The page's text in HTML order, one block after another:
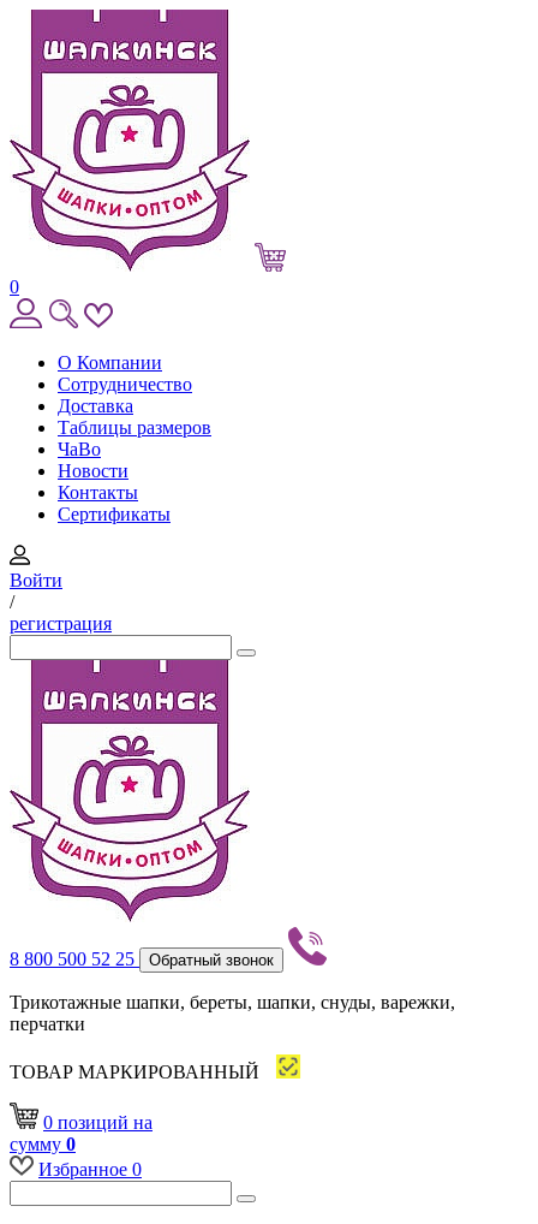
0
О Компании
Сотрудничество
Доставка
Таблицы размеров
ЧаВо
Новости
Контакты
Сертификаты
Войти
/
регистрация
8 800 500 52 25 Обратный звонок
Трикотажные шапки, береты, шапки, снуды, варежки,
перчатки
ТОВАР МАРКИРОВАННЫЙ
0 позиций на
сумму 0
Избранное 0